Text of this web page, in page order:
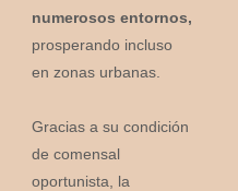
numerosos entornos,
prosperando incluso
en zonas urbanas.
Gracias a su condición
de comensal
oportunista, la